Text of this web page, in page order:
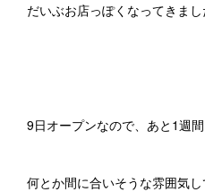
だいぶお店っぽくなってきまし
9日オープンなので、あと1週間
何とか間に合いそうな雰囲気し